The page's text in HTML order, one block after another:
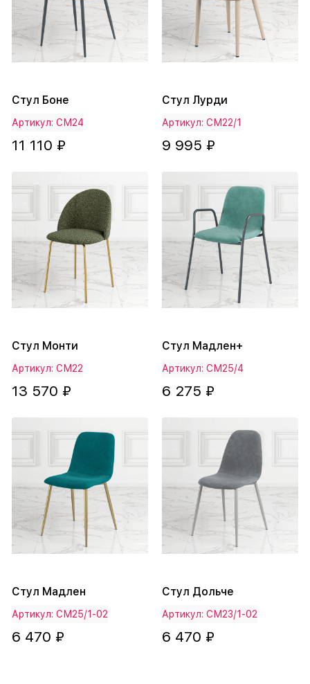
Стул Боне
Артикул: СМ24
11 110 ₽
Стул Лурди
Артикул: СМ22/1
9 995 ₽
Стул Монти
Артикул: СМ22
13 570 ₽
Стул Мадлен+
Артикул: СМ25/4
6 275 ₽
Стул Мадлен
Артикул: СМ25/1-02
6 470 ₽
Стул Дольче
Артикул: СМ23/1-02
6 470 ₽